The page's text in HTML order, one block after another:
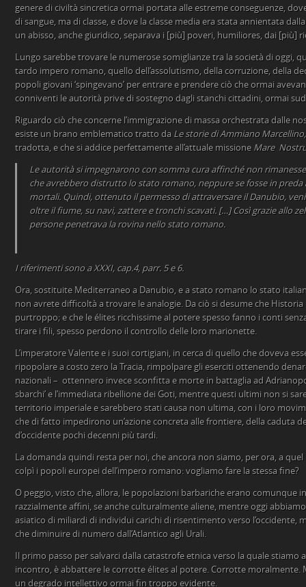
genere di civiltà sincretica ormai portata alle estreme conseguenze,
di sangue, ma di classe, e dove la classe media era stata annientata
un abisso, anche giuridico, separava i [più] poveri, humiliores, dai [più]
Lungo sarebbe trovare le numerose somiglianze tra la società di oggi,
tardo impero romano, quello dell’assolutismo, della corruzione, della
popoli giovani ‘spingevano’ per entrare e prendere ciò che ormai
conniventi le autorità prive di sostegno dagli stanchi cittadini, ormai
Riguardo ciò che concerne l’immigrazione di massa orchestrata dalle
esiste un brano emblematico tratto da Le storie di Ammiano Marcellino,
tradotta, e che si addice perfettamente all’attuale missione Mare
Le autorità si impegnarono con somma cura affinché non
che avrebbero distrutto lo stato romano, neppure se fosse in preda
mortali. Quindi, ottenuto il permesso di attraversare il Danubio,
oltre il fiume, su navi, zattere e tronchi scavati. […] Così grazie allo
persone penetrava la rovina nello stato romano.
I riferimenti sono a XXXI, cap.4, parr. 5 e 6.
Ora, sostituite Mediterraneo a Danubio, e a stato romano lo stato
non avrete difficoltà a trovare le analogie. Da ciò si desume che
purtroppo; e che le élites ricchissime al potere spesso fanno i conti
tirare i fili, spesso perdono il controllo delle loro marionette.
L’imperatore Valente e i suoi cortigiani, in cerca di quello che doveva
ripopolare a costo zero la Tracia, rimpolpare gli eserciti ottenendo
nazionali – ottennero invece sconfitta e morte in battaglia ad
sbarchi’ e l’immediata ribellione dei Goti, mentre questi ultimi non si
territorio imperiale e sarebbero stati causa non ultima, con i loro
che di fatto impedirono un’azione concreta alle frontiere, della caduta
d’occidente pochi decenni più tardi.
La domanda quindi resta per noi, che ancora non siamo, per ora, a
colpì i popoli europei dell’impero romano: vogliamo fare la stessa fine?
O peggio, visto che, allora, le popolazioni barbariche erano comunque
razzialmente affini, se anche culturalmente aliene, mentre oggi
asiatico di miliardi di individui carichi di risentimento verso l’occidente,
che diminuire di numero dall’Atlantico agli Urali.
Il primo passo per salvarci dalla catastrofe etnica verso la quale stiamo
incontro, è abbattere le corrotte élites al potere. Corrotte
un degrado intellettivo ormai fin troppo evidente.